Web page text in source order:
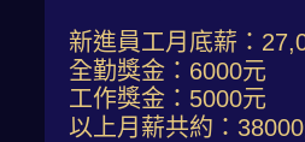
新進員工月底薪：
全勤獎金：6000元
工作獎金：5000元
以上月薪共約：